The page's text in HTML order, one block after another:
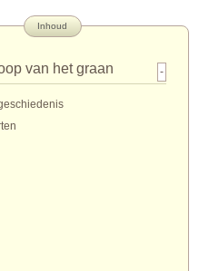
Inhoud
van het graan -